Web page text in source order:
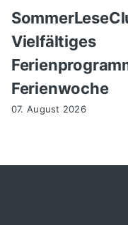
Vielfältiges
Ferienwoche
07. August 2026